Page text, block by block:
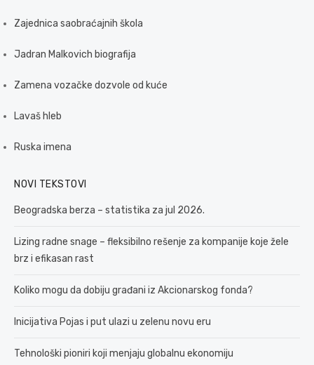
Zajednica saobraćajnih škola
Jadran Malkovich biografija
Zamena vozačke dozvole od kuće
Lavaš hleb
Ruska imena
NOVI TEKSTOVI
Beogradska berza – statistika za jul 2026.
Lizing radne snage – fleksibilno rešenje za kompanije koje žele
brz i efikasan rast
Koliko mogu da dobiju građani iz Akcionarskog fonda?
Inicijativa Pojas i put ulazi u zelenu novu eru
Tehnološki pioniri koji menjaju globalnu ekonomiju